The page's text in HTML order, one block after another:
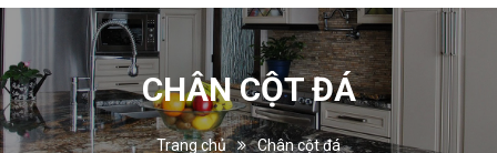
CHÂN CỘT ĐÁ
Trang chủ Chân cột đá